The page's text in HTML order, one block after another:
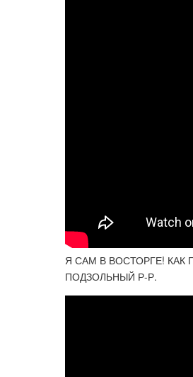
Я САМ В ВОСТОРГЕ!
ПОДЗОЛЬНЫЙ Р-Р.